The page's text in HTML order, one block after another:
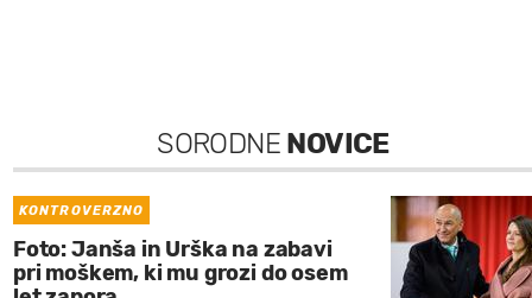
SORODNE NOVICE
KONTROVERZNO
Foto: Janša in Urška na zabavi
pri moškem, ki mu grozi do osem